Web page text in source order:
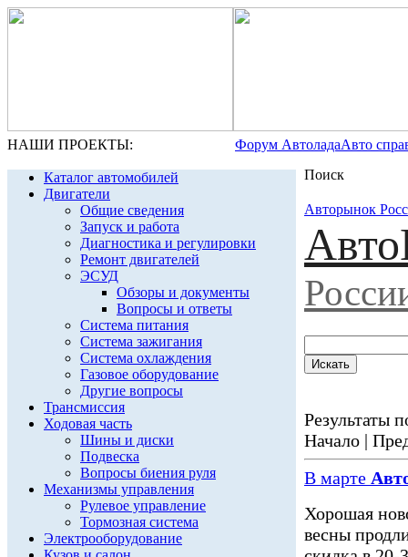
НАШИ ПРОЕКТЫ: Форум АвтоладаАвто
Каталог автомобилей
Двигатели
Общие сведения
Запуск и работа
Диагностика и регулировки
Ремонт двигателей
ЭСУД
Обзоры и документы
Вопросы и ответы
Система питания
Система зажигания
Система охлаждения
Газовое оборудование
Другие вопросы
Трансмиссия
Ходовая часть
Шины и диски
Подвеска
Вопросы биения руля
Механизмы управления
Рулевое управление
Тормозная система
Электрооборудование
Поиск
Авторынок
Результаты
Начало |
В марте
Хорошая
весны